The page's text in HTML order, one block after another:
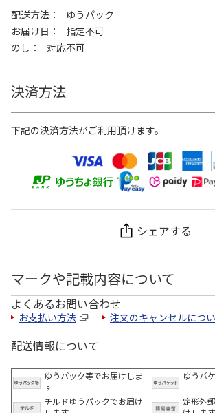
配送方法
ゆうパック
お届け日
指定不可
のし
対応不可
決済方法
下記の決済方法がご利用頂けます。
シェアする
マークや記載内容について
よくあるお問い合わせ
お支払い方法 注文のキャンセルにつ
配送情報について
ゆうパック等でお届けしま
す
ゆうパ
チルドゆうパックでお届け
定形外